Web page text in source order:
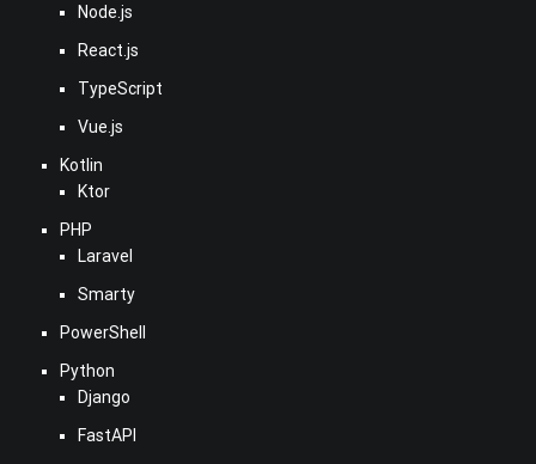
Node.js
React.js
TypeScript
Vue.js
Kotlin
Ktor
PHP
Laravel
Smarty
PowerShell
Python
Django
FastAPI